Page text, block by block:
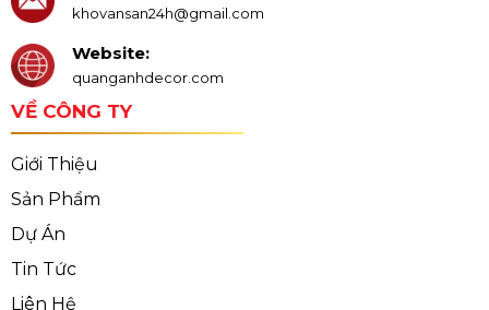
khovansan24h@gmail.com
Website:
quanganhdecor.com
VỀ CÔNG TY
Giới Thiệu
Sản Phẩm
Dự Án
Tin Tức
Liên Hệ